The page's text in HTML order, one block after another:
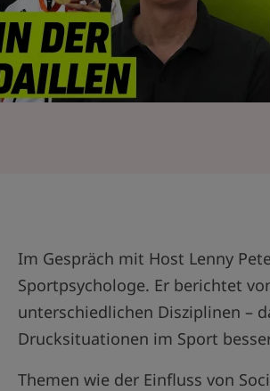
Im Gespräch mit Host Lenny
Sportpsychologe. Er berichtet
unterschiedlichen Disziplinen –
Drucksituationen im Sport
Themen wie der Einfluss von